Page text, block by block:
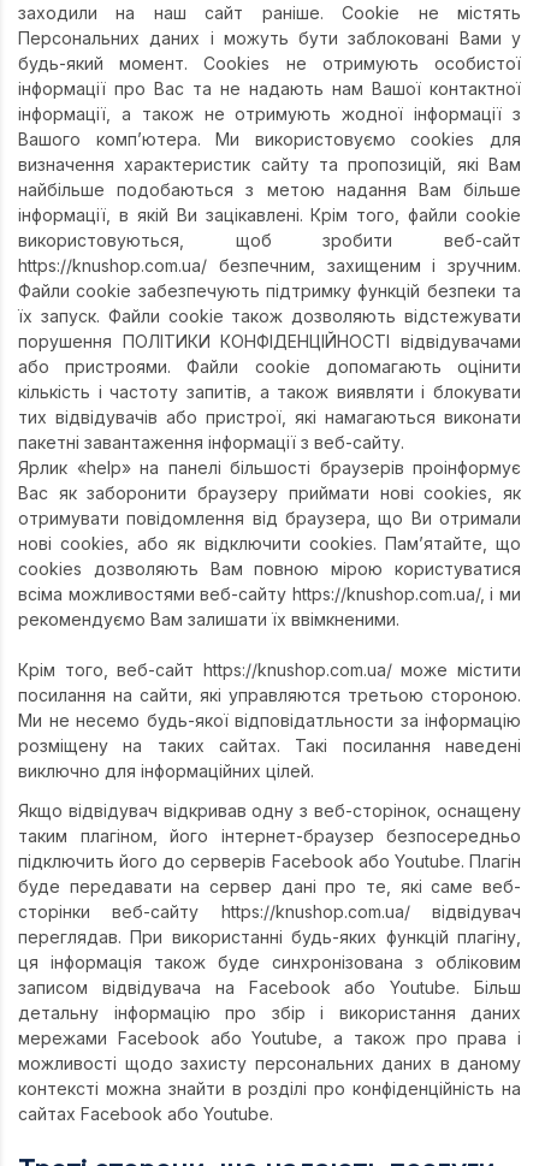
заходили на наш сайт раніше. Cookie не містять
Персональних даних і можуть бути заблоковані Вами у
будь-який момент. Сookies не отримують особистої
інформації про Вас та не надають нам Вашої контактної
інформації, а також не отримують жодної інформації з
Вашого комп’ютера. Ми використовуємо cookies для
визначення характеристик сайту та пропозицій, які Вам
найбільше подобаються з метою надання Вам більше
інформації, в якій Ви зацікавлені. Крім того, файли cookie
використовуються, щоб зробити веб-сайт
https://knushop.com.ua/ безпечним, захищеним і зручним.
Файли cookie забезпечують підтримку функцій безпеки та
їх запуск. Файли cookie також дозволяють відстежувати
порушення ПОЛІТИКИ КОНФІДЕНЦІЙНОСТІ відвідувачами
або пристроями. Файли cookie допомагають оцінити
кількість і частоту запитів, а також виявляти і блокувати
тих відвідувачів або пристрої, які намагаються виконати
пакетні завантаження інформації з веб-сайту.
Ярлик «help» на панелі більшості браузерів проінформує
Вас як заборонити браузеру приймати нові cookies, як
отримувати повідомлення від браузера, що Ви отримали
нові cookies, або як відключити cookies. Пам’ятайте, що
cookies дозволяють Вам повною мірою користуватися
всіма можливостями веб-сайту https://knushop.com.ua/, і ми
рекомендуємо Вам залишати їх ввімкненими.
Крім того, веб-сайт https://knushop.com.ua/ може містити
посилання на сайти, які управляются третьою стороною.
Ми не несемо будь-якої відповідатльности за інформацію
розміщену на таких сайтах. Такі посилання наведені
виключно для інформаційних цілей.
Якщо відвідувач відкривав одну з веб-сторінок, оснащену
таким плагіном, його інтернет-браузер безпосередньо
підключить його до серверів Facebook або Youtube. Плагін
буде передавати на сервер дані про те, які саме веб-
сторінки веб-сайту https://knushop.com.ua/ відвідувач
переглядав. При використанні будь-яких функцій плагіну,
ця інформація також буде синхронізована з обліковим
записом відвідувача на Facebook або Youtube. Більш
детальну інформацію про збір і використання даних
мережами Facebook або Youtube, а також про права і
можливості щодо захисту персональних даних в даному
контексті можна знайти в розділі про конфіденційність на
сайтах Facebook або Youtube.